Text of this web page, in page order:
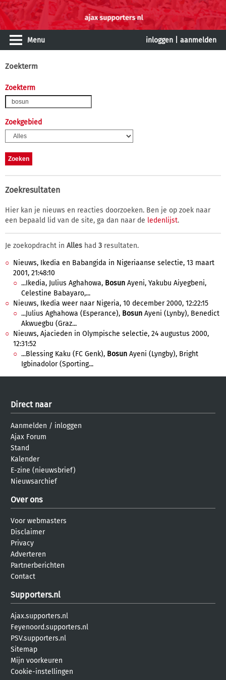
Menu inloggen aanmelden
Zoekterm
Zoekterm
Zoekgebied
Zoekresultaten
Hier kan je nieuws en reacties doorzoeken. Ben je op zoek naar
een bepaald lid van de site, ga dan naar de ledenlijst.
Je zoekopdracht in Alles had 3 resultaten.
Nieuws, Ikedia en Babangida in Nigeriaanse selectie, 13 maart
2001, 21:48:10
...Ikedia, Julius Aghahowa, Bosun Ayeni, Yakubu Aiyegbeni,
Celestine Babayaro,...
Nieuws, Ikedia weer naar Nigeria, 10 december 2000, 12:22:15
...Julius Aghahowa (Esperance), Bosun Ayeni (Lynby), Benedict
Akwuegbu (Graz...
Nieuws, Ajacieden in Olympische selectie, 24 augustus 2000,
12:31:52
...Blessing Kaku (FC Genk), Bosun Ayeni (Lyngby), Bright
Igbinadolor (Sporting...
Direct naar
Aanmelden / inloggen
Ajax Forum
Stand
Kalender
E-zine (nieuwsbrief)
Nieuwsarchief
Over ons
Voor webmasters
Disclaimer
Privacy
Adverteren
Partnerberichten
Contact
Supporters.nl
Ajax.supporters.nl
Feyenoord.supporters.nl
PSV.supporters.nl
Sitemap
Mijn voorkeuren
Cookie-instellingen